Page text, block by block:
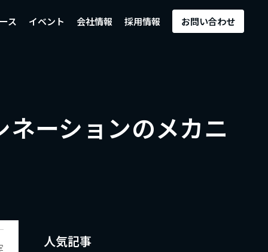
ス イベント 会社情報 採用情報 お問い合わせ
ーションのメカニ
人気記事